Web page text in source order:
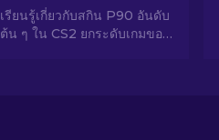
เรียนรู้เกี่ยวกับสกิน P90 อันดับ
ต้น ๆ ใน CS2 ยกระดับเกมของ